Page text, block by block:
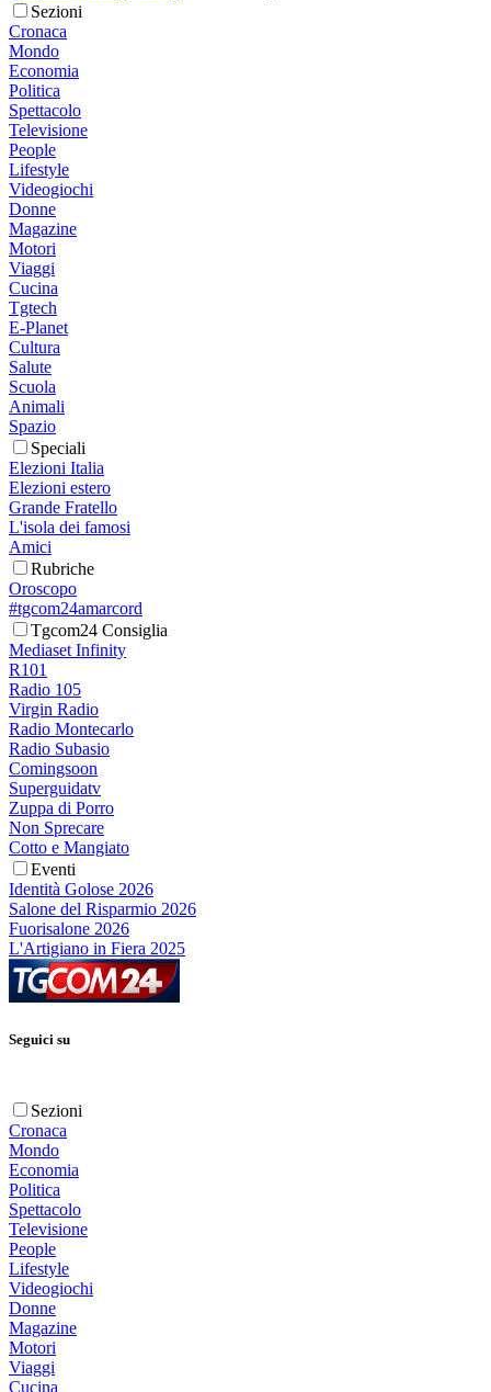
Sezioni
Cronaca
Mondo
Economia
Politica
Spettacolo
Televisione
People
Lifestyle
Videogiochi
Donne
Magazine
Motori
Viaggi
Cucina
Tgtech
E-Planet
Cultura
Salute
Scuola
Animali
Spazio
Speciali
Elezioni Italia
Elezioni estero
Grande Fratello
L'isola dei famosi
Amici
Rubriche
Oroscopo
#tgcom24amarcord
Tgcom24 Consiglia
Mediaset Infinity
R101
Radio 105
Virgin Radio
Radio Montecarlo
Radio Subasio
Comingsoon
Superguidatv
Zuppa di Porro
Non Sprecare
Cotto e Mangiato
Eventi
Identità Golose 2026
Salone del Risparmio 2026
Fuorisalone 2026
L'Artigiano in Fiera 2025
Seguici su
Sezioni
Cronaca
Mondo
Economia
Politica
Spettacolo
Televisione
People
Lifestyle
Videogiochi
Donne
Magazine
Motori
Viaggi
Cucina